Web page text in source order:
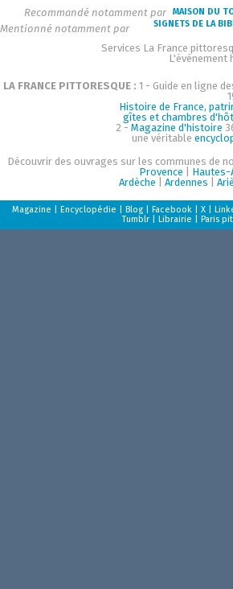
Recommandé notamment par MAISON DU
Mentionné notamment par
SIGNETS DE LA
Services La France
L'événement
LA FRANCE PITTORESQUE : 1 - Guide en ligne
Histoire de France,
gîtes et chambres
2 - Magazine d'histoire
une véritable
Découvrir des ouvrages sur les communes de
Provence
Hautes-
Ardèche |Ardennes |
Magazine |Encyclopédie |Blog |Facebook |X |
Tumblr |Librairie |Paris